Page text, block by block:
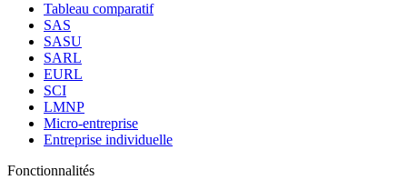
Tableau comparatif
SAS
SASU
SARL
EURL
SCI
LMNP
Micro-entreprise
Entreprise individuelle
Fonctionnalités